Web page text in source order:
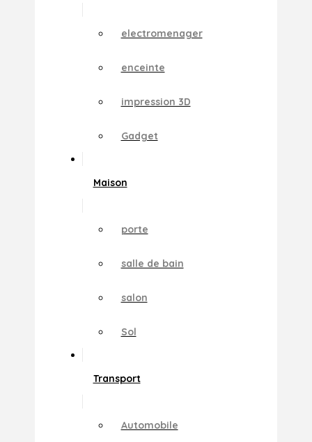
electromenager
enceinte
impression 3D
Gadget
Maison
porte
salle de bain
salon
Sol
Transport
Automobile